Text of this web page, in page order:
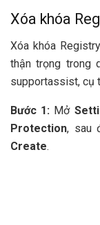
Xóa khóa
Xóa khóa
thận trọng trong
supportassist, cụ
Bước 1: Mở
Protection, sau
Create.